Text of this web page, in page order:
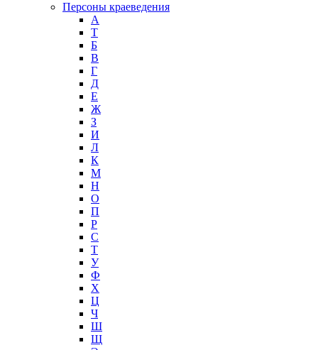
Персоны краеведения
А
T
Б
В
Г
Д
Е
Ж
З
И
Л
К
М
Н
О
П
Р
С
Т
У
Ф
Х
Ц
Ч
Ш
Щ